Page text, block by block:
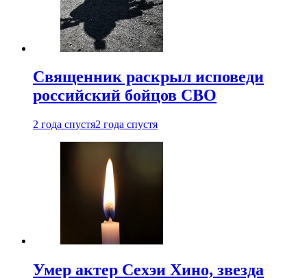
Священник раскрыл исповеди
российский бойцов СВО
2 года спустя2 года спустя
Умер актер Сехэи Хино, звезда